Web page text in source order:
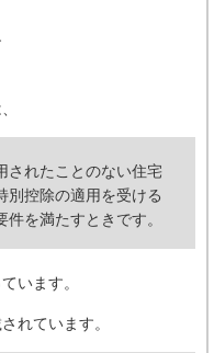
されたことのない住宅
別控除の適用を受ける
を満たすときです。
います。
れています。